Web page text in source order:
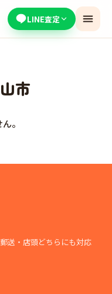
LINE査定
市
。
送・店頭どちらにも対応